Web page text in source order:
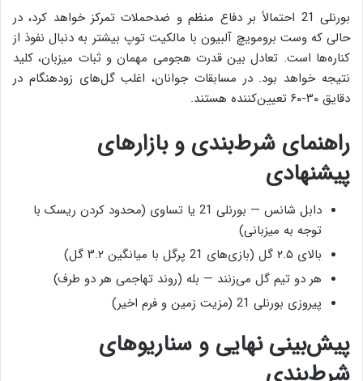
بورنلی 21 احتمالاً بر دفاع منظم و ضدحملات تمرکز خواهد کرد، در
حالی که وست برومویچ آلبیون با مالکیت توپ بیشتر به دنبال نفوذ از
کناره‌ها است. تعادل بین قدرت هجومی مهمان و ثبات میزبان، کلید
نتیجه خواهد بود. در مسابقات جوانان، اغلب گل‌های زودهنگام در
دقایق ۳۰-۶۰ تعیین‌کننده هستند.
راهنمای شرط‌بندی و بازارهای
پیشنهادی
دابل شانس — بورنلی 21 یا تساوی (محدود کردن ریسک با
توجه به میزبانی)
بالای ۲.۵ گل (بازی‌های 21 پرگل با میانگین ۳.۲ گل)
هر دو تیم گل می‌زنند — بله (روند تهاجمی هر دو طرف)
پیروزی بورنلی 21 (مزیت زمین و فرم اخیر)
پیش‌بینی نهایی و سناریوهای
شرط‌بندی